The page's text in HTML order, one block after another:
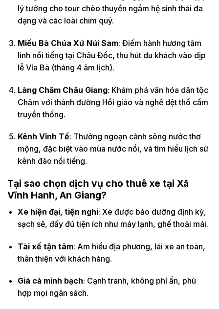
lý tưởng cho tour chèo thuyền ngắm hệ sinh thái đa
dạng và các loài chim quý.
Miếu Bà Chúa Xứ Núi Sam: Điểm hành hương tâm
linh nổi tiếng tại Châu Đốc, thu hút du khách vào dịp
lễ Vía Bà (tháng 4 âm lịch).
Làng Chăm Châu Giang: Khám phá văn hóa dân tộc
Chăm với thánh đường Hồi giáo và nghề dệt thổ cẩm
truyền thống.
Kênh Vĩnh Tế: Thưởng ngoạn cảnh sông nước thơ
mộng, đặc biệt vào mùa nước nổi, và tìm hiểu lịch sử
kênh đào nổi tiếng.
Tại sao chọn dịch vụ cho thuê xe tại Xã
Vĩnh Hanh, An Giang?
Xe hiện đại, tiện nghi: Xe được bảo dưỡng định kỳ,
sạch sẽ, đầy đủ tiện ích như máy lạnh, ghế thoải mái.
Tài xế tận tâm: Am hiểu địa phương, lái xe an toàn,
thân thiện với khách hàng.
Giá cả minh bạch: Cạnh tranh, không phí ẩn, phù
hợp mọi ngân sách.